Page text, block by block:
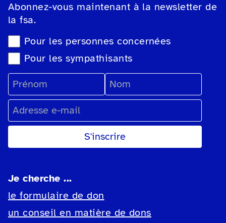
Abonnez-vous maintenant à la newsletter de
la fsa.
Sélection du type de newsletter
Pour les personnes concernées
Pour les sympathisants
Prénom
Nom
Adresse e-mail
Je cherche ...
le formulaire de don
un conseil en matière de dons